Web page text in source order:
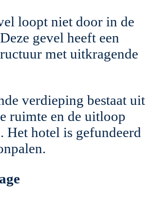
loopt niet door in de
gevel heeft een
met uitkragende
verdieping bestaat uit
ruimte en de uitloop
Het hotel is gefundeerd